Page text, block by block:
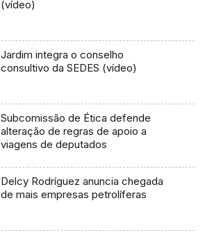
(vídeo)
Jardim integra o conselho
consultivo da SEDES (vídeo)
Subcomissão de Ética defende
alteração de regras de apoio a
viagens de deputados
Delcy Rodríguez anuncia chegada
de mais empresas petrolíferas